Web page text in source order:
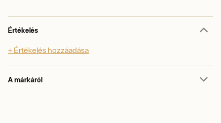
Értékelés
+ Értékelés hozzáadása
A márkáról